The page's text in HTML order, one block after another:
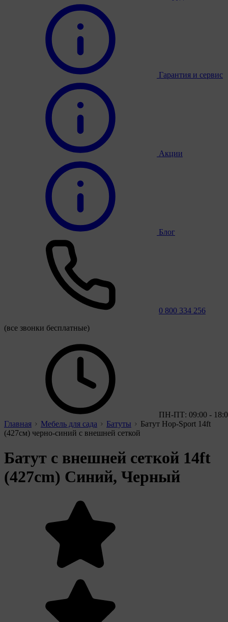
Гарантия и сервис
Акции
Блог
0 800 334 256
(все звонки бесплатные)
ПН-ПТ: 09:00 -
Главная
Мебель для сада Батуты
Батут Hop-Sport 14ft
(427см) черно-синий с внешней сеткой
Батут с внешней сеткой 14ft
(427cm) Синий, Черный